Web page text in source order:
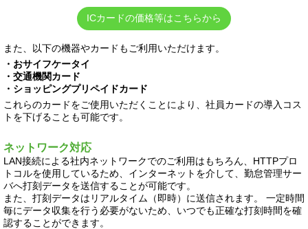
ICカードの価格等はこちらから
また、以下の機器やカードもご利用いただけます。
・おサイフケータイ
・交通機関カード
・ショッピングプリペイドカード
これらのカードをご使用いただくことにより、社員カードの導入コス
トを下げることも可能です。
ネットワーク対応
LAN接続による社内ネットワークでのご利用はもちろん、HTTPプロ
トコルを使用しているため、インターネットを介して、勤怠管理サー
バへ打刻データを送信することが可能です。
また、打刻データはリアルタイム（即時）に送信されます。 一定時間
毎にデータ収集を行う必要がないため、いつでも正確な打刻時間を確
認することができます。